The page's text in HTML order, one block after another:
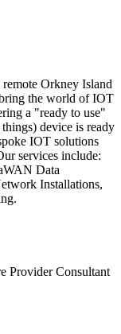
remote Orkney Island
the world of IOT
a "ready to use"
device is ready
IOT solutions
services include:
Data
Installations,
ProviderConsultant